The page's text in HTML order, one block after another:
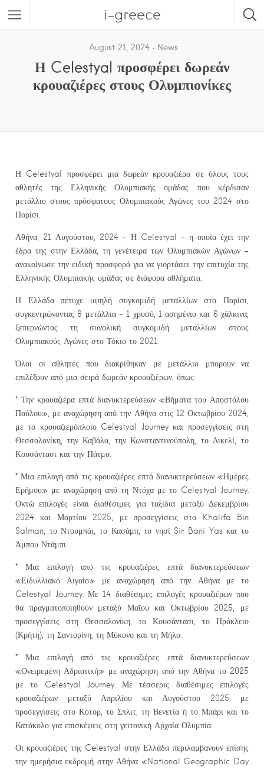
i-greece
August 21, 2024 News
Η Celestyal προσφέρει δωρεάν
κρουαζιέρες στους Ολυμπιονίκες
Η Celestyal προσφέρει μια δωρεάν κρουαζιέρα σε όλους τους
αθλητές της Ελληνικής Ολυμπιακής ομάδας που κέρδισαν
μετάλλιο στους πρόσφατους Ολυμπιακούς Αγώνες του 2024 στο
Παρίσι.
Αθήνα, 21 Αυγούστου, 2024 – Η Celestyal – η οποία έχει την
έδρα της στην Ελλάδα, τη γενέτειρα των Ολυμπιακών Αγώνων –
ανακοίνωσε την ειδική προσφορά για να γιορτάσει την επιτυχία της
Ελληνικής Ολυμπιακής ομάδας σε διάφορα αθλήματα.
Η Ελλάδα πέτυχε υψηλή συγκομιδή μεταλλίων στο Παρίσι,
συγκεντρώνοντας 8 μετάλλια – 1 χρυσό, 1 ασημένιο και 6 χάλκινα,
ξεπερνώντας τη συνολική συγκομιδή μεταλλίων στους
Ολυμπιακούς Αγώνες στο Τόκιο το 2021.
Όλοι οι αθλητές που διακρίθηκαν με μετάλλιο μπορούν να
επιλέξουν από μια σειρά δωρεάν κρουαζιέρων, όπως:
* Την κρουαζιέρα επτά διανυκτερεύσεων «Βήματα του Αποστόλου
Παύλου», με αναχώρηση από την Αθήνα στις 12 Οκτωβρίου 2024,
με το κρουαζιερόπλοιο Celestyal Journey και προσεγγίσεις στη
Θεσσαλονίκη, την Καβάλα, την Κωνσταντινούπολη, το Δικελί, το
Κουσάντασι και την Πάτμο.
* Μια επιλογή από τις κρουαζιέρες επτά διανυκτερεύσεων «Ημέρες
Ερήμου» με αναχώρηση από τη Ντόχα με το Celestyal Journey.
Οκτώ επιλογές είναι διαθέσιμες για ταξίδια μεταξύ Δεκεμβρίου
2024 και Μαρτίου 2025, με προσεγγίσεις στο Khalifa Bin
Salman, το Ντουμπάι, το Κασάμπ, το νησί Sir Bani Yas και το
Άμπου Ντάμπι.
* Μια επιλογή από τις κρουαζιέρες επτά διανυκτερεύσεων
«Ειδυλλιακό Αιγαίο» με αναχώρηση από την Αθήνα με το
Celestyal Journey. Με 14 διαθέσιμες επιλογές κρουαζιέρων που
θα πραγματοποιηθούν μεταξύ Μαΐου και Οκτωβρίου 2025, με
προσεγγίσεις στη Θεσσαλονίκη, το Κουσάντασι, το Ηράκλειο
(Κρήτη), τη Σαντορίνη, τη Μύκονο και τη Μήλο.
* Μια επιλογή από τις κρουαζιέρες επτά διανυκτερεύσεων
«Ονειρεμένη Αδριατική» με αναχώρηση από την Αθήνα το 2025
με το Celestyal Journey. Με τέσσερις διαθέσιμες επιλογές
κρουαζιέρων μεταξύ Απριλίου και Αυγούστου 2025, με
προσεγγίσεις στο Κότορ, το Σπλιτ, τη Βενετία ή το Μπάρι και το
Κατάκολο για επισκέψεις στη γειτονική Αρχαία Ολυμπία.
Οι κρουαζιέρες της Celestyal στην Ελλάδα περιλαμβάνουν επίσης
την ημερήσια εκδρομή στην Αθήνα «National Geographic Day